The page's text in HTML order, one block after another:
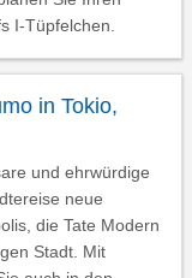
I-Tüpfelchen.
in Tokio,
und ehrwürdige
neue
die Tate Modern
Stadt. Mit